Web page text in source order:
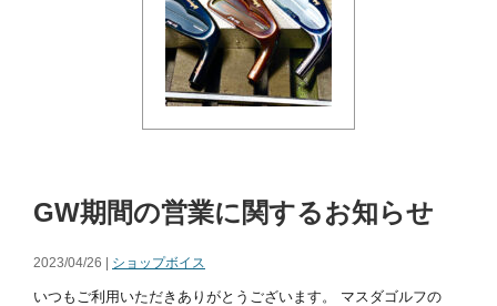
GW期間の営業に関するお知らせ
2023/04/26 | ショップボイス
いつもご利用いただきありがとうございます。 マスダゴルフの